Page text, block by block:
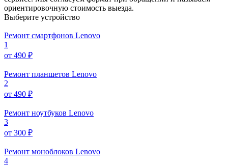
ориентировочную стоимость выезда.
Выберите устройство
Ремонт смартфонов Lenovo
1
от 490 ₽
Ремонт планшетов Lenovo
2
от 490 ₽
Ремонт ноутбуков Lenovo
3
от 300 ₽
Ремонт моноблоков Lenovo
4